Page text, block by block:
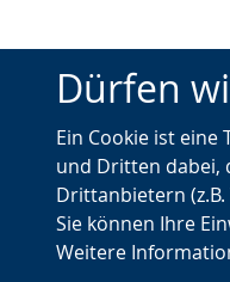
Dürfen
Ein Cookie ist
und Dritten dabei,
Drittanbietern
Sie können Ihre
Weitere